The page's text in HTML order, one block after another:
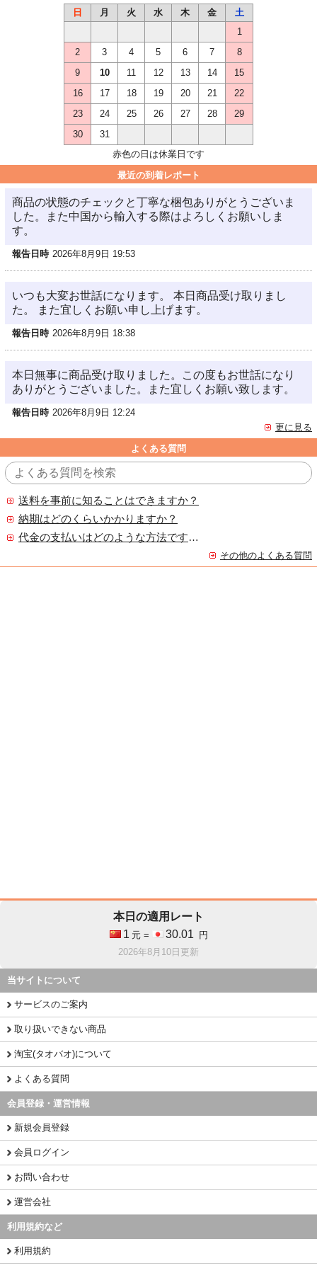
日
月 火 水 木 金
土
1
2
3 4 5 6 7
8
9
10 11 12 13 14
15
16
17 18 19 20 21
22
23
24 25 26 27 28
29
30
31
赤色の日は休業日です
最近の到着レポート
商品の状態のチェックと丁寧な梱包ありがとうございま
した。また中国から輸入する際はよろしくお願いしま
す。
報告日時 2026年8月9日 19:53
いつも大変お世話になります。 本日商品受け取りまし
た。 また宜しくお願い申し上げます。
報告日時 2026年8月9日 18:38
本日無事に商品受け取りました。この度もお世話になり
ありがとうございました。また宜しくお願い致します。
報告日時 2026年8月9日 12:24
更に見る
よくある質問
送料を事前に知ることはできますか？
納期はどのくらいかかりますか？
代金の支払いはどのような方法ですか？
その他のよくある質問
本日の適用レート
1 元 = 30.01
円
2026年8月10日更新
当サイトについて
サービスのご案内
取り扱いできない商品
淘宝(タオバオ)について
よくある質問
会員登録・運営情報
新規会員登録
会員ログイン
お問い合わせ
運営会社
利用規約など
利用規約